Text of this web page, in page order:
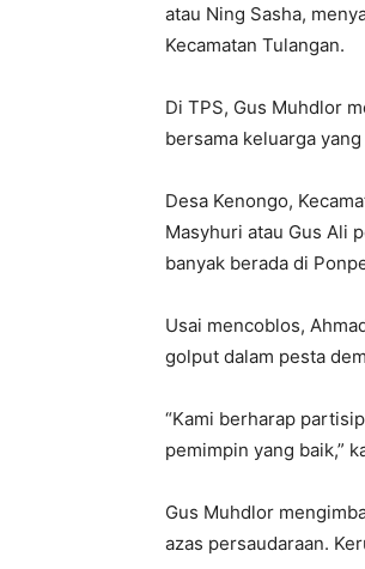
atau Ning Sasha,
Kecamatan Tulangan.
Di TPS, Gus Muhdlor
bersama keluarga
Desa Kenongo,
Masyhuri atau Gus Ali
banyak berada di
Usai mencoblos,
golput dalam pesta
“Kami berharap
pemimpin yang baik,”
Gus Muhdlor
azas persaudaraan.